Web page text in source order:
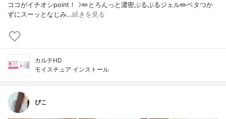
ココがイチオシpoint！☽✏️とろんっと濃密ぷるぷるジェル✏️ベタつか
ずにスーッとなじみ…続きを見る
カルテHD
モイスチュア インストール
ぴこ